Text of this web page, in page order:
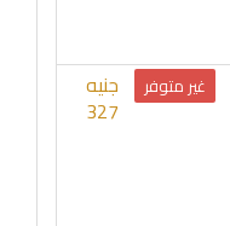
غير متوفر جنيه
327